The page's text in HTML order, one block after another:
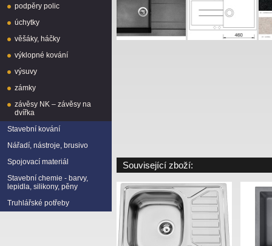
podpěry polic
úchytky
věšáky, háčky
výklopné kování
výsuvy
zámky
závěsy NK – závěsy na
dvířka
Stavební kování
Nářadí, nástroje, brusivo
Spojovací materiál
Stavební chemie - barvy,
lepidla, silikony, pěny
Truhlářské potřeby
Související zboží: